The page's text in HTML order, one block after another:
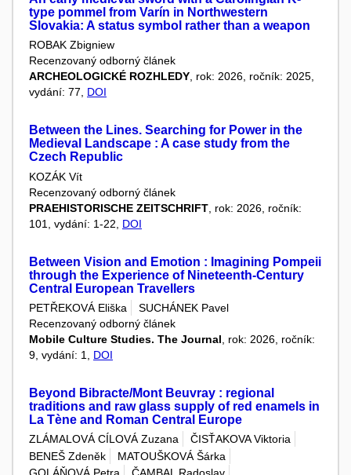
type pommel from Varín in Northwestern
Slovakia: A status symbol rather than a weapon
ROBAK Zbigniew
Recenzovaný odborný článek
ARCHEOLOGICKÉ ROZHLEDY, rok: 2026, ročník: 2025,
vydání: 77, DOI
Between the Lines. Searching for Power in the
Medieval Landscape : A case study from the
Czech Republic
KOZÁK Vít
Recenzovaný odborný článek
PRAEHISTORISCHE ZEITSCHRIFT , rok: 2026, ročník:
101, vydání: 1-22, DOI
Between Vision and Emotion : Imagining Pompeii
through the Experience of Nineteenth-Century
Central European Travellers
PETŘEKOVÁ Eliška
SUCHÁNEK Pavel
Recenzovaný odborný článek
Mobile Culture Studies. The Journal , rok: 2026, ročník:
9, vydání: 1, DOI
Beyond Bibracte/Mont Beuvray : regional
traditions and raw glass supply of red enamels in
La Tène and Roman Central Europe
ZLÁMALOVÁ CÍLOVÁ Zuzana
ČISŤAKOVA Viktoria
BENEŠ Zdeněk
MATOUŠKOVÁ Šárka